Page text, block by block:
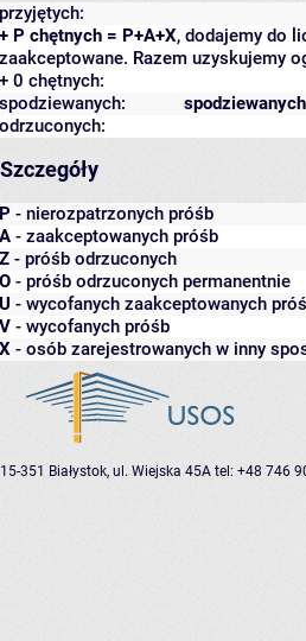
przyjętych:
+ P chętnych = P+A+X, dodajemy do
zaakceptowane. Razem uzyskujemy
+ 0 chętnych:
spodziewanych
spodziewanych:
odrzuconych:
Szczegóły
P - nierozpatrzonych próśb
A - zaakceptowanych próśb
Z - próśb odrzuconych
O - próśb odrzuconych permanentnie
U - wycofanych zaakceptowanych
V - wycofanych próśb
X - osób zarejestrowanych w inny
15-351 Białystok, ul. Wiejska 45A tel: +48 746